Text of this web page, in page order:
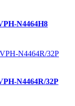
N4464H8
N4464R/32P